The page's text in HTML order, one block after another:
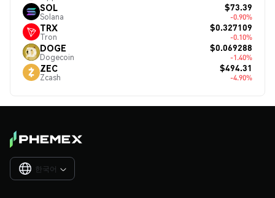
SOL
Solana
$73.39
-0.90%
TRX
Tron
$0.327109
-0.10%
DOGE
Dogecoin
$0.069288
-1.40%
ZEC
Zcash
$494.31
-4.90%
한국어 